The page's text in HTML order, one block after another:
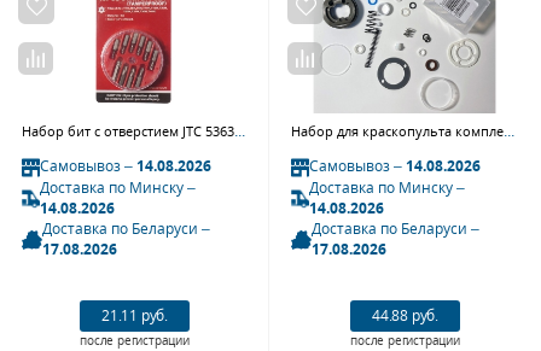
Набор бит с отверстием JTC 5363 (1/4", TORX, T7H-T40H, 10 предметов в кейсе)
Самовывоз –14.08.2026
Доставка по Минску –
14.08.2026
Доставка по Беларуси –
17.08.2026
21.11 руб.
после регистрации
Набор для краскопульта комплект прокладок и пружинок JETA PRO RP JP400
Самовывоз –14.08.2026
Доставка по Минску –
14.08.2026
Доставка по Беларуси –
17.08.2026
44.88 руб.
после регистрации